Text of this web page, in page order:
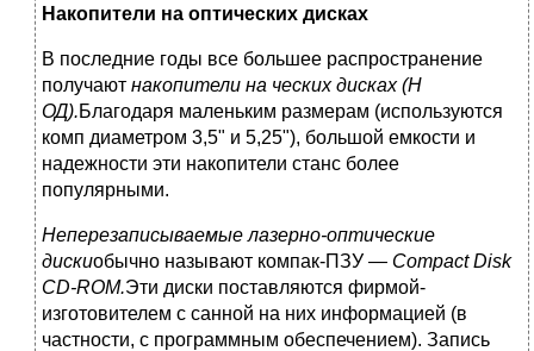
Накопители на оптических дисках
В последние годы все большее распространение
получают накопители на ческих дисках (Н
ОД).Благодаря маленьким размерам (используются
комп диаметром 3,5" и 5,25"), большой емкости и
надежности эти накопители станс более
популярными.
Неперезаписываемые лазерно-оптические
дискиобычно называют компак-ПЗУ — Compact Disk
CD-ROM.Эти диски поставляются фирмой-
изготовителем с санной на них информацией (в
частности, с программным обеспечением). Запись